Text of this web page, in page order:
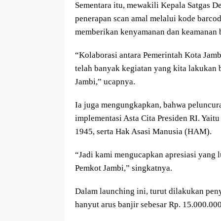
Sementara itu, mewakili Kepala Satgas
penerapan scan amal melalui kode
memberikan kenyamanan dan
“Kolaborasi antara Pemerintah Kota
telah banyak kegiatan yang kita lakukan
Jambi,” ucapnya.
Ia juga mengungkapkan, bahwa
implementasi Asta Cita Presiden RI.
1945, serta Hak Asasi Manusia (HAM).
“Jadi kami mengucapkan apresiasi yang
Pemkot Jambi,” singkatnya.
Dalam launching ini, turut dilakukan
hanyut arus banjir sebesar Rp.